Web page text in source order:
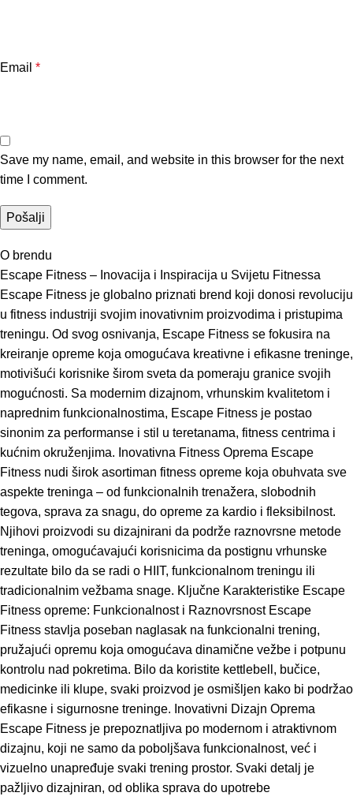
Email *
Save my name, email, and website in this browser for the next
time I comment.
O brendu
Escape Fitness – Inovacija i Inspiracija u Svijetu Fitnessa
Escape Fitness je globalno priznati brend koji donosi revoluciju
u fitness industriji svojim inovativnim proizvodima i pristupima
treningu. Od svog osnivanja, Escape Fitness se fokusira na
kreiranje opreme koja omogućava kreativne i efikasne treninge,
motivišući korisnike širom sveta da pomeraju granice svojih
mogućnosti. Sa modernim dizajnom, vrhunskim kvalitetom i
naprednim funkcionalnostima, Escape Fitness je postao
sinonim za performanse i stil u teretanama, fitness centrima i
kućnim okruženjima. Inovativna Fitness Oprema Escape
Fitness nudi širok asortiman fitness opreme koja obuhvata sve
aspekte treninga – od funkcionalnih trenažera, slobodnih
tegova, sprava za snagu, do opreme za kardio i fleksibilnost.
Njihovi proizvodi su dizajnirani da podrže raznovrsne metode
treninga, omogućavajući korisnicima da postignu vrhunske
rezultate bilo da se radi o HIIT, funkcionalnom treningu ili
tradicionalnim vežbama snage. Ključne Karakteristike Escape
Fitness opreme: Funkcionalnost i Raznovrsnost Escape
Fitness stavlja poseban naglasak na funkcionalni trening,
pružajući opremu koja omogućava dinamične vežbe i potpunu
kontrolu nad pokretima. Bilo da koristite kettlebell, bučice,
medicinke ili klupe, svaki proizvod je osmišljen kako bi podržao
efikasne i sigurnosne treninge. Inovativni Dizajn Oprema
Escape Fitness je prepoznatljiva po modernom i atraktivnom
dizajnu, koji ne samo da poboljšava funkcionalnost, već i
vizuelno unapređuje svaki trening prostor. Svaki detalj je
pažljivo dizajniran, od oblika sprava do upotrebe